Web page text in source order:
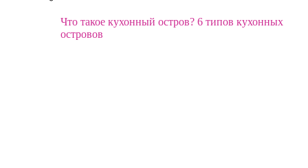
Что такое кухонный остров? 6 типов кухонных
островов